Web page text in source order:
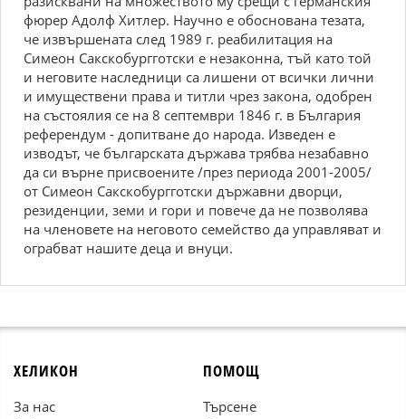
фюрер Адолф Хитлер. Научно е обоснована тезата,
че извършената след 1989 г. реабилитация на
Симеон Сакскобургготски е незаконна, тъй като той
и неговите наследници са лишени от всички лични
и имуществени права и титли чрез закона, одобрен
на състоялия се на 8 септември 1846 г. в България
референдум - допитване до народа. Изведен е
изводът, че българската държава трябва незабавно
да си върне присвоените /през периода 2001-2005/
от Симеон Сакскобургготски държавни дворци,
резиденции, земи и гори и повече да не позволява
на членовете на неговото семейство да управляват и
ограбват нашите деца и внуци.
ХЕЛИКОН
За нас
ПОМОЩ
Търсене